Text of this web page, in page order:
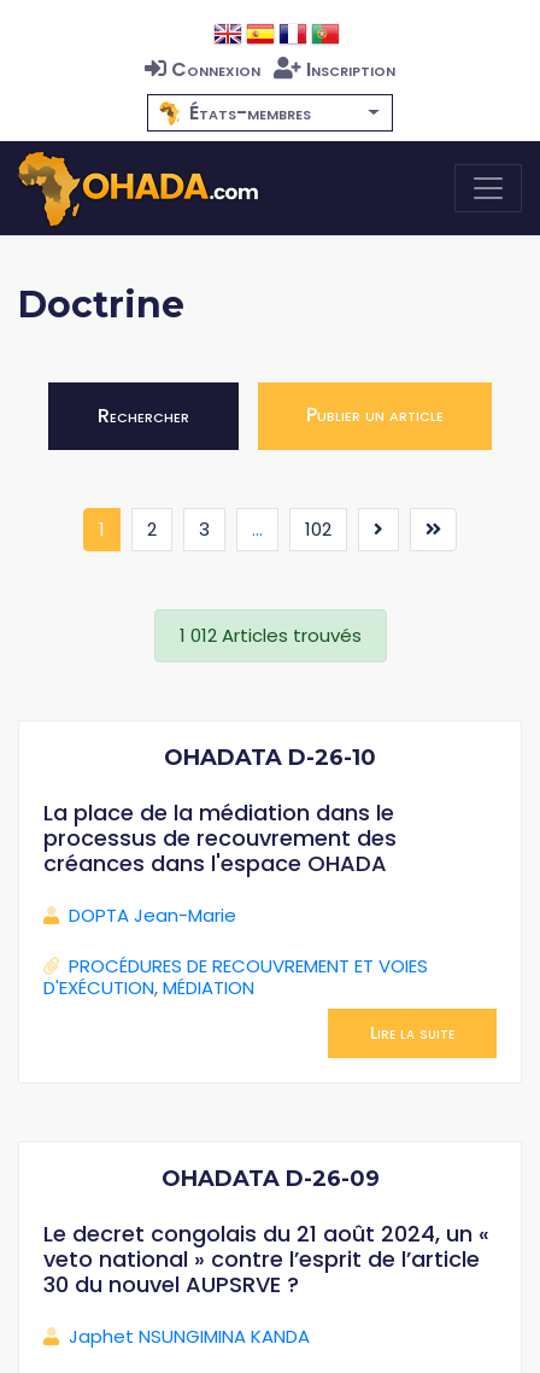
Connexion
Inscription
États-membres
Doctrine
Rechercher Publier un article
1 (current)
2 3 ... 102
1 012 Articles trouvés
OHADATA D-26-10
La place de la médiation dans le
processus de recouvrement des
créances dans l'espace OHADA
DOPTA Jean-Marie
PROCÉDURES DE RECOUVREMENT ET VOIES
D'EXÉCUTION,MÉDIATION
Lire la suite
OHADATA D-26-09
Le decret congolais du 21 août 2024, un «
veto national » contre l’esprit de l’article
30 du nouvel AUPSRVE ?
Japhet NSUNGIMINA KANDA